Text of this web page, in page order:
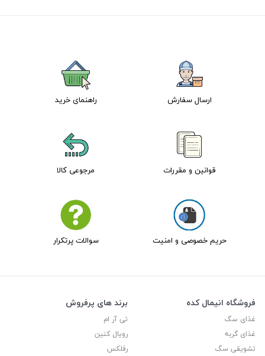
ارسال سفارش راهنمای خرید
قوانین و مقررات مرجوعی کالا
حریم خصوصی و امنیت سوالات پرتکرار
فروشگاه انیمال کده
غذای سگ
غذای گربه
تشویقی سگ
برند های پرفروش
تی آر ام
رویال کنین
رفلکس